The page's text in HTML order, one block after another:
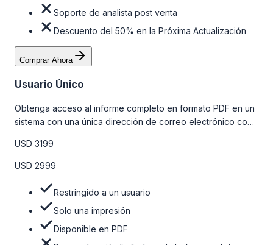
Soporte de analista post venta
Descuento del 50% en la Próxima Actualización
Comprar Ahora
Usuario Único
Obtenga acceso al informe completo en formato PDF en un
sistema con una única dirección de correo electrónico con
la tabla de precios a continuación.
USD 3199
USD 2999
Restringido a un usuario
Solo una impresión
Disponible en PDF